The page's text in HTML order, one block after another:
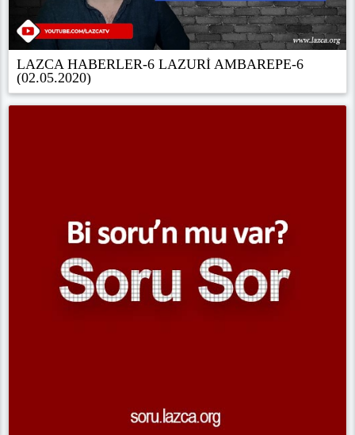
LAZCA HABERLER-6 LAZURİ AMBAREPE-6
(02.05.2020)